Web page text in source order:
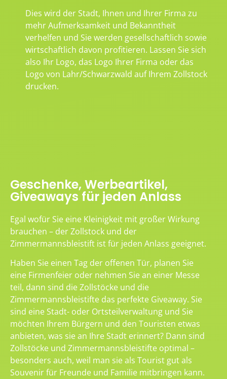
Dies wird der Stadt, Ihnen und Ihrer Firma zu
mehr Aufmerksamkeit und Bekanntheit
verhelfen und Sie werden gesellschaftlich sowie
wirtschaftlich davon profitieren. Lassen Sie sich
also Ihr Logo, das Logo Ihrer Firma oder das
Logo von Lahr/Schwarzwald auf Ihrem Zollstock
drucken.
Geschenke, Werbeartikel,
Giveaways für jeden Anlass
Egal wofür Sie eine Kleinigkeit mit großer Wirkung
brauchen – der Zollstock und der
Zimmermannsbleistift ist für jeden Anlass geeignet.
Haben Sie einen Tag der offenen Tür, planen Sie
eine Firmenfeier oder nehmen Sie an einer Messe
teil, dann sind die Zollstöcke und die
Zimmermannsbleistifte das perfekte Giveaway. Sie
sind eine Stadt- oder Ortsteilverwaltung und Sie
möchten Ihrem Bürgern und den Touristen etwas
anbieten, was sie an Ihre Stadt erinnert? Dann sind
Zollstöcke und Zimmermannsbleistifte optimal –
besonders auch, weil man sie als Tourist gut als
Souvenir für Freunde und Familie mitbringen kann.